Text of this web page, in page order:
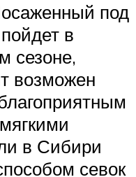
под
в
сезоне,
возможен
в Сибири
севок